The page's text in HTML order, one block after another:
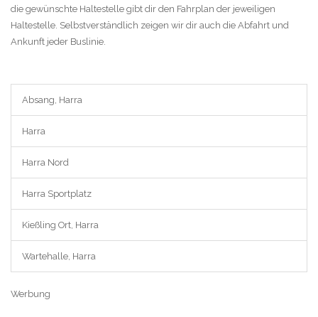
die gewünschte Haltestelle gibt dir den Fahrplan der jeweiligen
Haltestelle. Selbstverständlich zeigen wir dir auch die Abfahrt und
Ankunft jeder Buslinie.
Absang, Harra
Harra
Harra Nord
Harra Sportplatz
Kießling Ort, Harra
Wartehalle, Harra
Werbung